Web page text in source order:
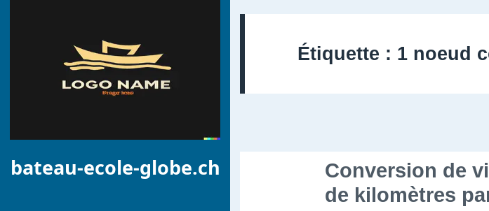
bateau-ecole-globe.ch
Étiquette : 1 noeud
Conversion de
de kilomètres